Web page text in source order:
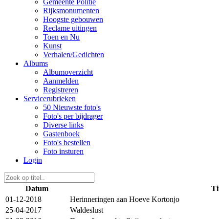
Gemeente Politie
Rijksmonumenten
Hoogste gebouwen
Reclame uitingen
Toen en Nu
Kunst
Verhalen/Gedichten
Albums
Albumoverzicht
Aanmelden
Registreren
Servicerubrieken
50 Nieuwste foto's
Foto's per bijdrager
Diverse links
Gastenboek
Foto's bestellen
Foto insturen
Login
Datum
01-12-2018
Herinneringen aan Hoeve Kortonjo
25-04-2017
Waldeslust